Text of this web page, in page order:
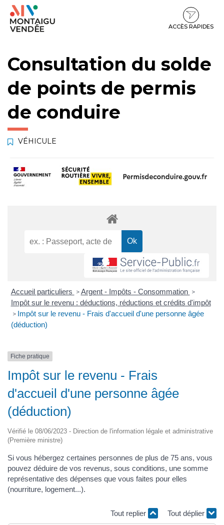
Gestion des traceurs
Aller
Aller
contenu
Aller
pied
ACCÈS RAPIDES
Consultation du solde
de points de permis
de conduire
VÉHICULE
Accueil particuliers > Argent - Impôts - Consommation >
Impôt sur le revenu : déductions, réductions et crédits d'impôt
> Impôt sur le revenu - Frais d'accueil d'une personne âgée
(déduction)
Fiche pratique
Impôt sur le revenu - Frais
d'accueil d'une personne âgée
(déduction)
Vérifié le 08/06/2023 - Direction de l'information légale et administrative
(Première ministre)
Si vous hébergez certaines personnes de plus de 75 ans, vous
pouvez déduire de vos revenus, sous conditions, une somme
représentative des dépenses que vous faites pour elles
(nourriture, logement...).
Tout replier Tout déplier